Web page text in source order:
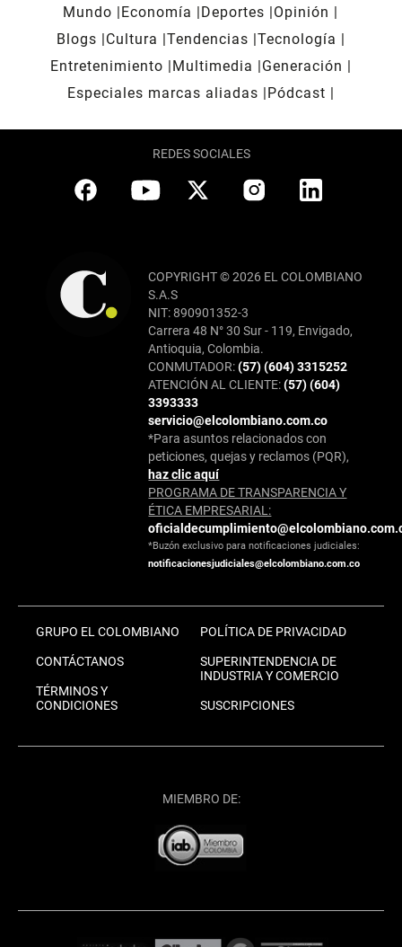
Mundo Economía Deportes
Opinión
Blogs
Cultura Tendencias Tecnología
Entretenimiento
Multimedia
Generación
Especiales marcas aliadas
Pódcast
REDES SOCIALES
COPYRIGHT © 2026 EL COLOMBIANO
S.A.S
NIT: 890901352-3
Carrera 48 N° 30 Sur - 119, Envigado,
Antioquia, Colombia.
CONMUTADOR:(57) (604) 3315252
ATENCIÓN AL CLIENTE:(57) (604)
3393333
servicio@elcolombiano.com.co
*Para asuntos relacionados con
peticiones, quejas y reclamos (PQR),
haz clic aquí
PROGRAMA DE TRANSPARENCIA Y
ÉTICA EMPRESARIAL:
*Buzón exclusivo para notificaciones judiciales:
notificacionesjudiciales@elcolombiano.com.co
GRUPO EL COLOMBIANO
CONTÁCTANOS
TÉRMINOS Y
CONDICIONES
POLÍTICA DE PRIVACIDAD
SUPERINTENDENCIA DE
INDUSTRIA Y COMERCIO
SUSCRIPCIONES
MIEMBRO DE: